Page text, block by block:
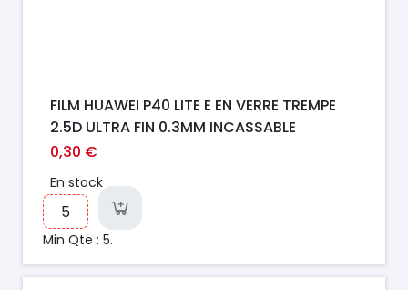
FILM HUAWEI P40 LITE E EN VERRE TREMPE
2.5D ULTRA FIN 0.3MM INCASSABLE
0,30 €
En stock
Min Qte : 5.